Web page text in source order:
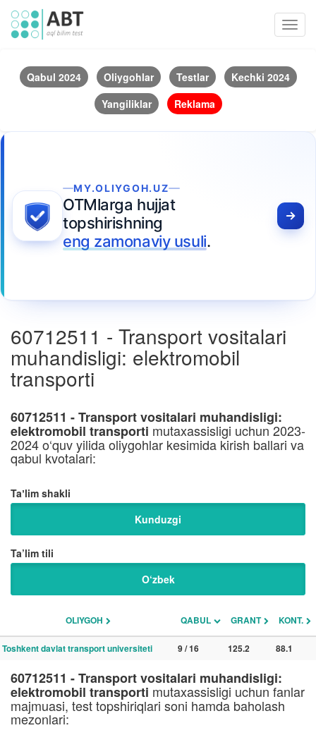
Qabul 2024 Oliygohlar Testlar
Kechki 2024
Yangiliklar
Reklama
MY.OLIYGOH.UZ
OTMlarga hujjat
topshirishning
eng zamonaviy usuli.
60712511 - Transport vositalari
muhandisligi: elektromobil
transporti
60712511 - Transport vositalari muhandisligi:
elektromobil transporti mutaxassisligi uchun 2023-
2024 o‘quv yilida oliygohlar kesimida kirish ballari va
qabul kvotalari:
Taʼlim shakli
Kunduzgi
Ta’lim tili
O‘zbek
OLIYGOH QABUL GRANT KONT.
Toshkent davlat transport universiteti 9 / 16 125.2 88.1
60712511 - Transport vositalari muhandisligi:
elektromobil transporti mutaxassisligi uchun fanlar
majmuasi, test topshiriqlari soni hamda baholash
mezonlari: